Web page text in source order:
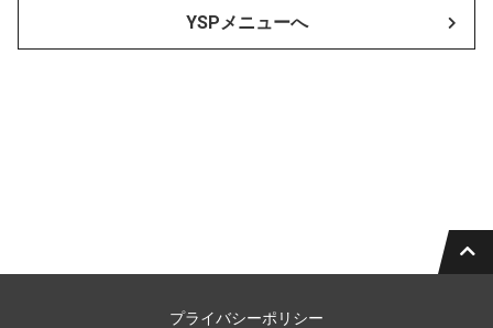
YSPメニューへ
プライバシーポリシー